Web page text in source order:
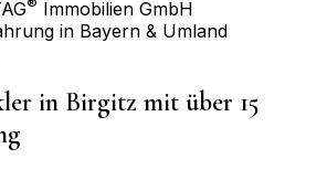
Immobilien GmbH
in Bayern & Umland
in Birgitz mit über 15